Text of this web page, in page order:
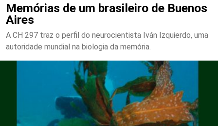
Memórias de um brasileiro de Buenos
Aires
A CH 297 traz o perfil do neurocientista Iván Izquierdo, uma
autoridade mundial na biologia da memória.